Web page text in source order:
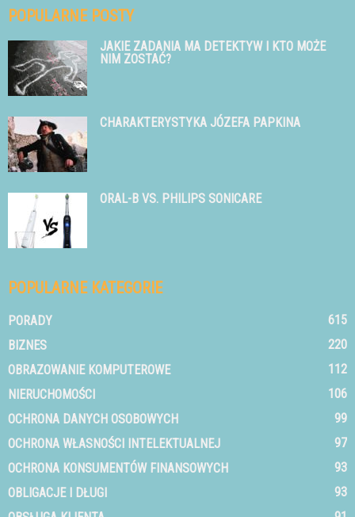
POPULARNE POSTY
JAKIE ZADANIA MA DETEKTYW I KTO MOŻE
NIM ZOSTAĆ?
CHARAKTERYSTYKA JÓZEFA PAPKINA
ORAL-B VS. PHILIPS SONICARE
POPULARNE KATEGORIE
PORADY
615
BIZNES
220
OBRAZOWANIE KOMPUTEROWE
112
NIERUCHOMOŚCI
106
OCHRONA DANYCH OSOBOWYCH
99
OCHRONA WŁASNOŚCI INTELEKTUALNEJ
97
OCHRONA KONSUMENTÓW FINANSOWYCH
93
OBLIGACJE I DŁUGI
93